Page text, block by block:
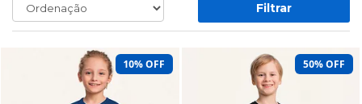
Filtrar
10% OFF 50% OFF